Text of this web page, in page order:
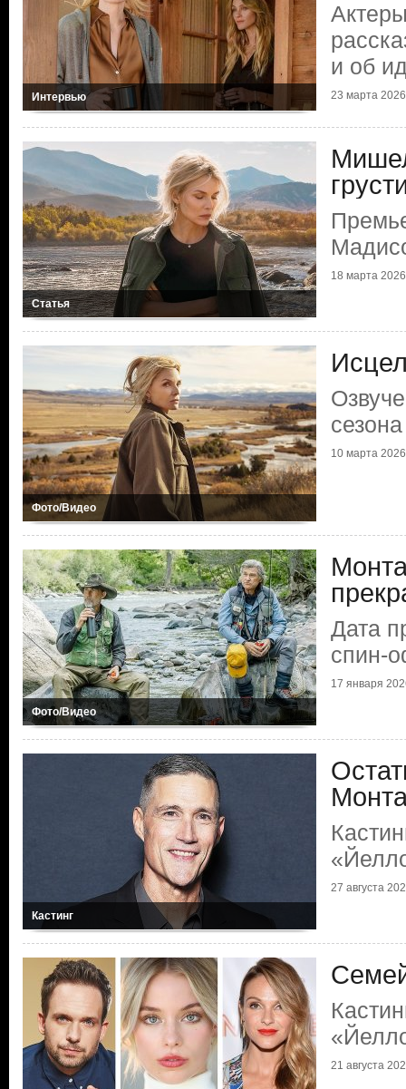
Интервью
и об
23 марта 2026
Статья
18 марта 2026
Фото/Видео
10 марта 2026
Фото/Видео
Дата
спин-
17 января
Кастинг
27 августа
21 августа